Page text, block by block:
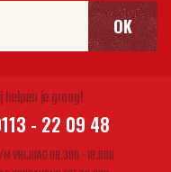
OK
helpen je graag!
- 22 09 48
VRIJDAG 08.30U - 18.00U